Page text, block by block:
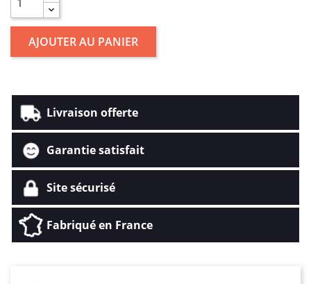
AJOUTER AU PANIER
Livraison offerte
Garantie satisfait
Site sécurisé
Fabriqué en France